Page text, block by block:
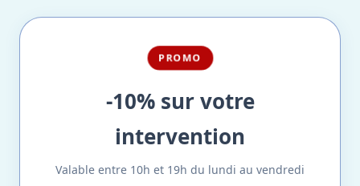
PROMO
-10% sur votre
intervention
Valable entre 10h et 19h du lundi au vendredi